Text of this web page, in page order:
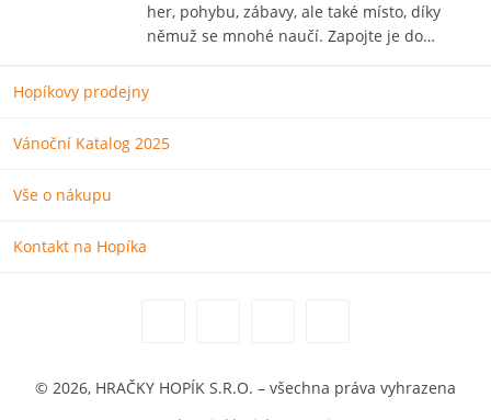
her, pohybu, zábavy, ale také místo, díky
němuž se mnohé naučí. Zapojte je do…
Hopíkovy prodejny
Vánoční Katalog 2025
Vše o nákupu
Kontakt na Hopíka
© 2026, HRAČKY HOPÍK S.R.O. – všechna práva vyhrazena